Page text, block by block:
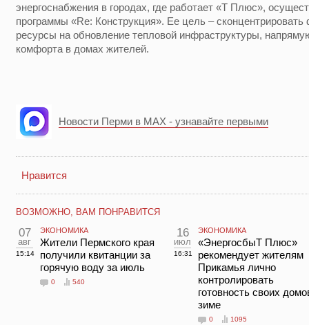
энергоснабжения в городах, где работает «Т Плюс»,
программы «Re: Конструкция». Ее цель –
ресурсы на обновление тепловой инфраструктуры,
комфорта в домах жителей.
Новости Перми в MAX - узнавайте первыми
Нравится
ВОЗМОЖНО, ВАМ ПОНРАВИТСЯ
07
авг
15:14
ЭКОНОМИКА
Жители Пермского края
получили квитанции за
горячую воду за июль
0 540
16
июл
16:31
ЭКОНОМИКА
«ЭнергосбыТ Плюс»
рекомендует жителям
Прикамья лично
контролировать
готовность своих
зиме
0 1095